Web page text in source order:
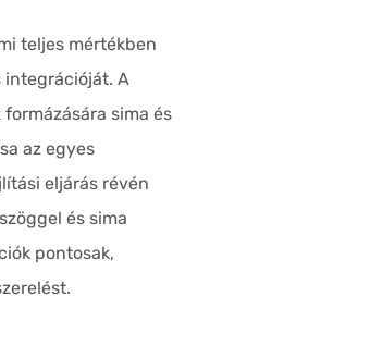
teljes mértékben
A
sima és
az egyes
eljárás révén
és sima
pontosak,